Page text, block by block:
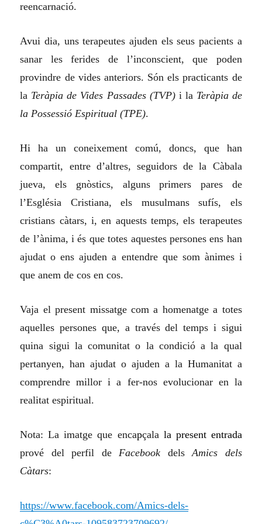
reencarnació.
Avui dia, uns terapeutes ajuden els seus pacients a
sanar les ferides de l’inconscient, que poden
provindre de vides anteriors. Són els practicants de
la Teràpia de Vides Passades (TVP)i la Teràpia de
la Possessió Espiritual (TPE).
Hi ha un coneixement comú, doncs, que han
compartit, entre d’altres, seguidors de la Càbala
jueva, els gnòstics, alguns primers pares de
l’Església Cristiana, els musulmans sufís, els
cristians càtars, i, en aquests temps, els terapeutes
de l’ànima, i és que totes aquestes persones ens han
ajudat o ens ajuden a entendre que som ànimes i
que anem de cos en cos.
Vaja el present missatge com a homenatge a totes
aquelles persones que, a través del temps i sigui
quina sigui la comunitat o la condició a la qual
pertanyen, han ajudat o ajuden a la Humanitat a
comprendre millor i a fer-nos evolucionar en la
realitat espiritual.
Nota: La imatge que encapçala la present entrada
prové del perfil deFacebook delsAmics dels
Càtars:
https://www.facebook.com/Amics-dels-